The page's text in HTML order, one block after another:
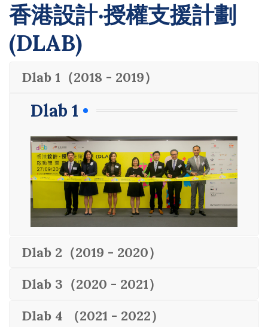
香港設計‧授權支援計劃
(DLAB)
Dlab 1（2018 - 2019）
Dlab 1
Dlab 2（2019 - 2020）
Dlab 3（2020 - 2021）
Dlab 4 （2021 - 2022）